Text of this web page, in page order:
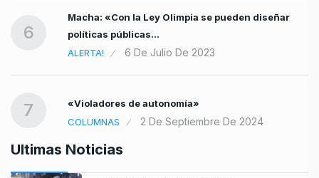
6
Macha: «Con la Ley Olimpia se pueden diseñar
políticas públicas…
ALERTA!
6 De Julio De 2023
7
«Violadores de autonomía»
COLUMNAS
2 De Septiembre De 2024
Ultimas Noticias